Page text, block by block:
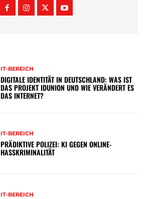
IT-BEREICH
DIGITALE IDENTITÄT IN DEUTSCHLAND: WAS IST
DAS PROJEKT IDUNION UND WIE VERÄNDERT ES
DAS INTERNET?
IT-BEREICH
PRÄDIKTIVE POLIZEI: KI GEGEN ONLINE-
HASSKRIMINALITÄT
IT-BEREICH